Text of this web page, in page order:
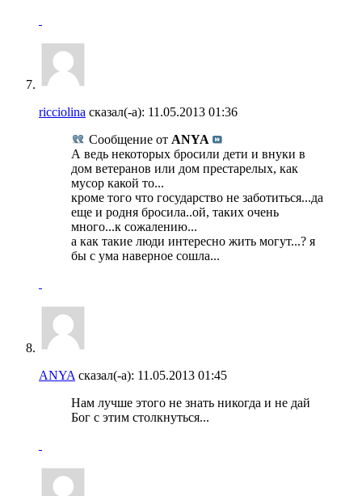
ricciolina сказал(-а): 11.05.2013 01:36
Сообщение от ANYA
А ведь некоторых бросили дети и внуки в
дом ветеранов или дом престарелых, как
мусор какой то...
кроме того что государство не заботиться...да
еще и родня бросила..ой, таких очень
много...к сожалению...
а как такие люди интересно жить могут...? я
бы с ума наверное сошла...
ANYA сказал(-а): 11.05.2013 01:45
Нам лучше этого не знать никогда и не дай
Бог с этим столкнуться...